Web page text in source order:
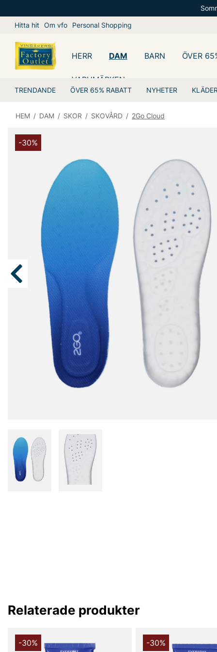
Hitta hit Om vfo Personal Shopping
HERR DAM
TRENDANDE ÖVER 65% RABATT NYHETER KLÄDER
BARN ÖVER
VARUMÄRKEN
HEM / DAM / SKOR / SKOVÅRD / 2Go Cloud
-30%
Relaterade produkter
-30% -30%